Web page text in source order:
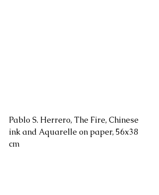
Pablo S. Herrero, The Fire, Chinese
ink and Aquarelle on paper, 56x38
cm